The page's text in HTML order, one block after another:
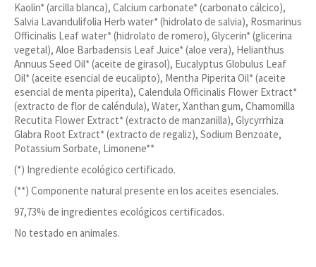
Kaolin* (arcilla blanca), Calcium carbonate* (carbonato cálcico),
Salvia Lavandulifolia Herb water* (hidrolato de salvia), Rosmarinus
Officinalis Leaf water* (hidrolato de romero), Glycerin* (glicerina
vegetal), Aloe Barbadensis Leaf Juice* (aloe vera), Helianthus
Annuus Seed Oil* (aceite de girasol), Eucalyptus Globulus Leaf
Oil* (aceite esencial de eucalipto), Mentha Piperita Oil* (aceite
esencial de menta piperita), Calendula Officinalis Flower Extract*
(extracto de flor de caléndula), Water, Xanthan gum, Chamomilla
Recutita Flower Extract* (extracto de manzanilla), Glycyrrhiza
Glabra Root Extract* (extracto de regaliz), Sodium Benzoate,
Potassium Sorbate, Limonene**
(*) Ingrediente ecológico certificado.
(**) Componente natural presente en los aceites esenciales.
97,73% de ingredientes ecológicos certificados.
No testado en animales.